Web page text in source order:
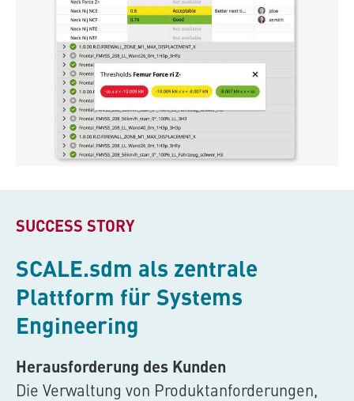
SUCCESS STORY
SCALE.sdm als zentrale
Plattform für Systems
Engineering
Herausforderung des Kunden
Die Verwaltung von Produktanforderungen,